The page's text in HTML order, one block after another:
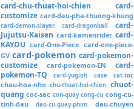
card-chu-thuat-hoi-chien
card-
customize card-dau-pha-thuong-khung
card-demon-slayer card-dragonball
card-
Jujutsu-Kaisen card-kamenrider card-
KAYOU card-One-Piece card-one-piece-
GV card-pokemon card-pokemon-
customize
card-pokemon-EN
card-
pokemon-TQ
card-yugioh case cat-toc
chau-hoa-nho chu-thuat-hoi-chien chuot-
quang coc-sac con-quay cong-cu cong-cu-
tinh-dau
dao-cu-quay-phim dau-chuyen